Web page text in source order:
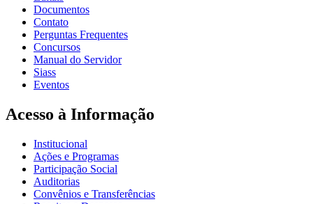
Documentos
Contato
Perguntas Frequentes
Concursos
Manual do Servidor
Siass
Eventos
Acesso à Informação
Institucional
Ações e Programas
Participação Social
Auditorias
Convênios e Transferências